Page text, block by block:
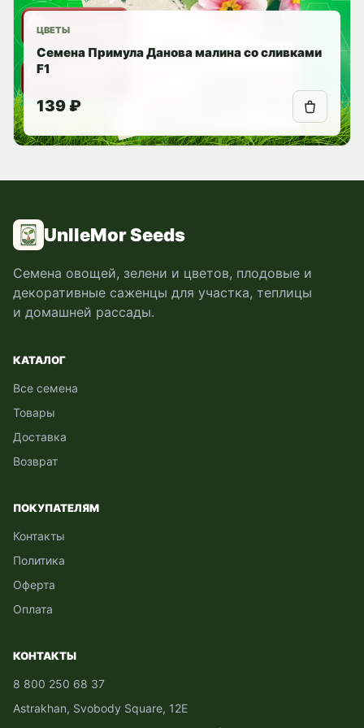
ЦВЕТЫ
Семена Примула Данова малина со сливками
F1
139 ₽
UnlleMor Seeds
Семена овощей, зелени и цветов, плодовые и
декоративные саженцы для участка, теплицы
и домашней рассады.
КАТАЛОГ
Все семена
Товары
Доставка
Возврат
ПОКУПАТЕЛЯМ
Контакты
Политика
Оферта
Оплата
КОНТАКТЫ
8 800 250 68 37
Astrakhan, Svobody Square, 12Е